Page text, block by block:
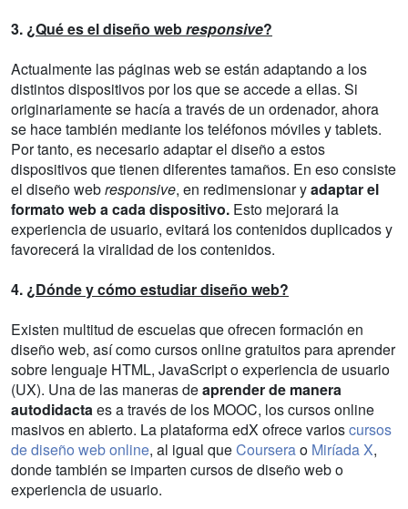
3. ¿Qué es el diseño webresponsive?
Actualmente las páginas web se están adaptando a los
distintos dispositivos por los que se accede a ellas. Si
originariamente se hacía a través de un ordenador, ahora
se hace también mediante los teléfonos móviles y tablets.
Por tanto, es necesario adaptar el diseño a estos
dispositivos que tienen diferentes tamaños. En eso consiste
el diseño webresponsive, en redimensionar yadaptar el
formato web a cada dispositivo. Esto mejorará la
experiencia de usuario, evitará los contenidos duplicados y
favorecerá la viralidad de los contenidos.
4. ¿Dónde y cómo estudiar diseño web?
Existen multitud de escuelas que ofrecen formación en
diseño web, así como cursos online gratuitos para aprender
sobre lenguaje HTML, JavaScript o experiencia de usuario
(UX). Una de las maneras deaprender de manera
autodidacta es a través de los MOOC, los cursos online
masivos en abierto. La plataforma edX ofrece varioscursos
de diseño web online, al igual queCourserao Miríada X,
donde también se imparten cursos de diseño web o
experiencia de usuario.